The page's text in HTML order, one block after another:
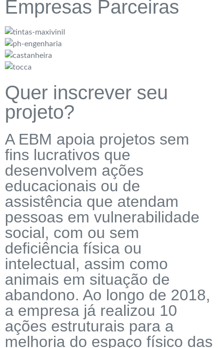
Empresas Parceiras
Quer inscrever seu
projeto?
A EBM apoia projetos sem
fins lucrativos que
desenvolvem ações
educacionais ou de
assistência que atendam
pessoas em vulnerabilidade
social, com ou sem
deficiência física ou
intelectual, assim como
animais em situação de
abandono. Ao longo de 2018,
a empresa já realizou 10
ações estruturais para a
melhoria do espaço físico das